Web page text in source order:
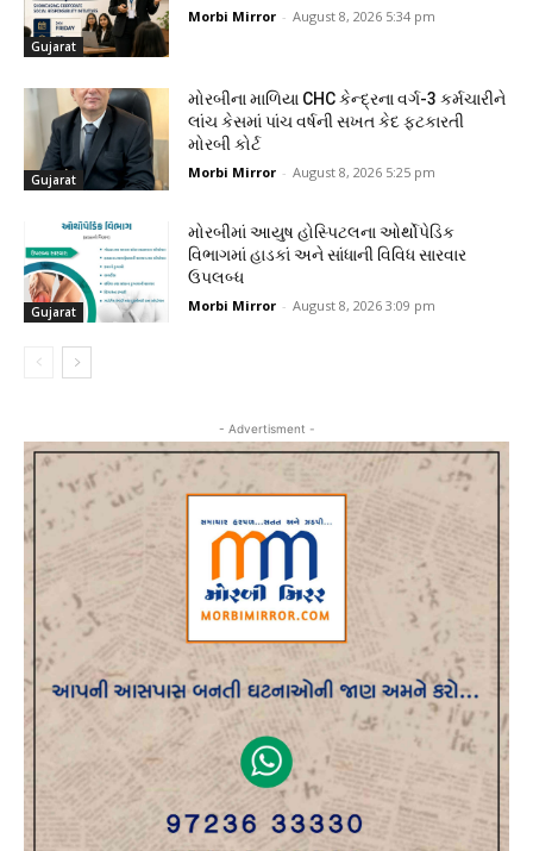
Gujarat
Morbi Mirror - August 8, 2026 5:34 pm
Gujarat
મોરબીના માળિયા CHC કેન્દ્રના વર્ગ-3 કર્મચારીને
લાંચ કેસમાં પાંચ વર્ષની સખત કેદ ફટકારતી
મોરબી કોર્ટ
Morbi Mirror - August 8, 2026 5:25 pm
Gujarat
મોરબીમાં આયુષ હોસ્પિટલના ઓર્થોપેડિક
વિભાગમાં હાડકાં અને સાંધાની વિવિધ સારવાર
ઉપલબ્ધ
Morbi Mirror - August 8, 2026 3:09 pm
- Advertisment -